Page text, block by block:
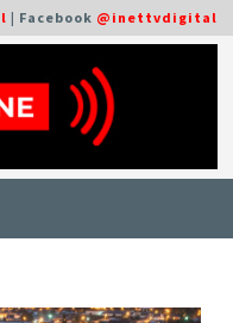
| Facebook @inettvdigital